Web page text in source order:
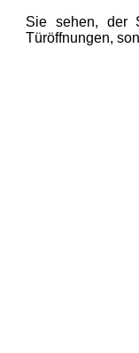
Sie sehen, der
Türöffnungen,